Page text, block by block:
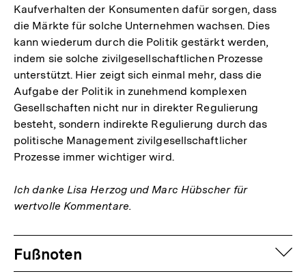
Kaufverhalten der Konsumenten dafür sorgen, dass
die Märkte für solche Unternehmen wachsen. Dies
kann wiederum durch die Politik gestärkt werden,
indem sie solche zivilgesellschaftlichen Prozesse
unterstützt. Hier zeigt sich einmal mehr, dass die
Aufgabe der Politik in zunehmend komplexen
Gesellschaften nicht nur in direkter Regulierung
besteht, sondern indirekte Regulierung durch das
politische Management zivilgesellschaftlicher
Prozesse immer wichtiger wird.
Ich danke Lisa Herzog und Marc Hübscher für
wertvolle Kommentare.
Fussnoten
Fußnoten